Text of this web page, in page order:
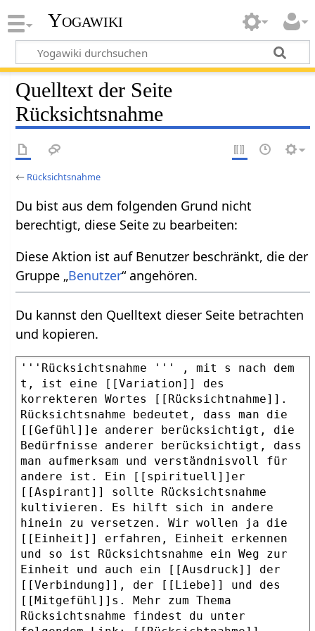
Yogawiki
Quelltext der Seite
Rücksichtsnahme
← Rücksichtsnahme
Du bist aus dem folgenden Grund nicht
berechtigt, diese Seite zu bearbeiten:
Diese Aktion ist auf Benutzer beschränkt, die der
Gruppe „Benutzer“ angehören.
Du kannst den Quelltext dieser Seite betrachten
und kopieren.